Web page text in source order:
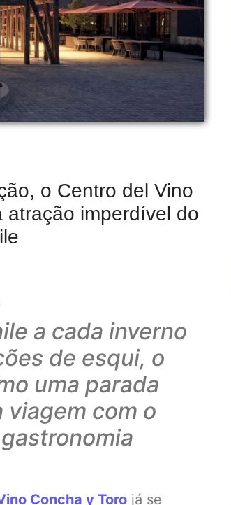
o Centro del Vino
atração imperdível do
a cada inverno
de esqui, o
uma parada
com o
Concha y Toro já se